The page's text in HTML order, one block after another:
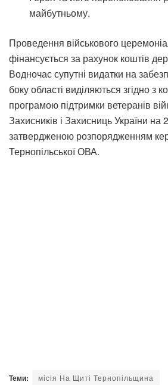
майбутньому.
Проведення військового
фінансується за рахунок коштів
Водночас супутні видатки на
боку області виділяються згідно з
програмою підтримки ветеранів
Захисників і Захисниць України на
затвердженою розпорядженням
Тернопільської ОВА.
Теми:
місія На Щиті Тернопільщина